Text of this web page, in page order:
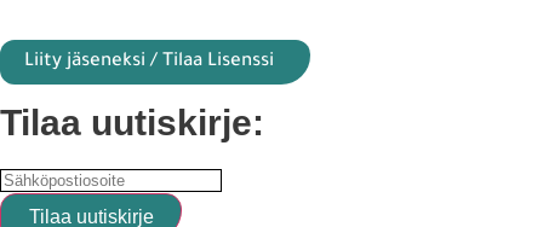
Liity jäseneksi / Tilaa Lisenssi
Tilaa uutiskirje: